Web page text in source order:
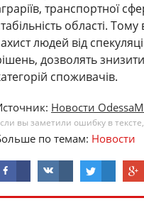
транспортної
області.
людей від
дозволять
споживачів.
Новости
вы заметили ошибку в
по темам: Новости